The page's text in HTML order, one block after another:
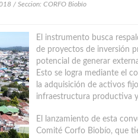
/ Seccion: CORFO Biobío
El instrumento busca
de proyectos de inversión
potencial de generar
Esto se logra mediante el
la adquisición de activos
infraestructura productiva
El lanzamiento de esta
Comité Corfo Biobío, que